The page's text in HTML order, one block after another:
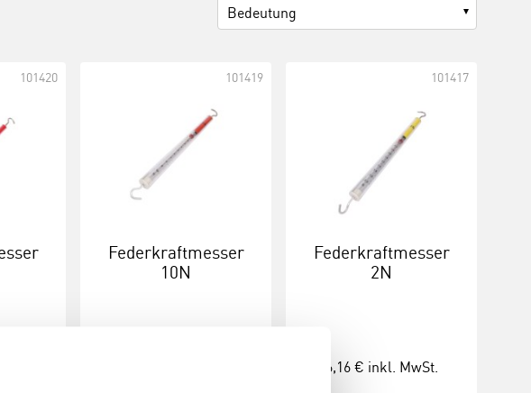
Bedeutung
101420
Federkraftmesser
10N
101419
Federkraftmesser
2N
101417
6,16 € inkl. MwSt.